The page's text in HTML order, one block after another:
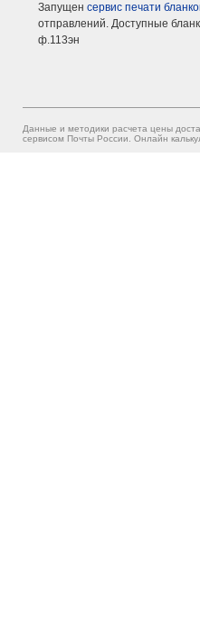
Запущен сервис печати
отправлений. Доступные
ф.113эн
Данные и методики расчета цены
сервисом Почты России. Онлайн